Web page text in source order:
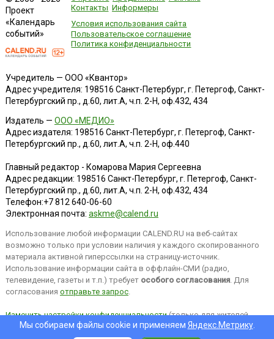
Проект
«Календарь
событий»
Контакты Информеры
Условия использования сайта
Пользовательское соглашение
Политика конфиденциальности
Учредитель — ООО «Квантор»
Адрес учредителя: 198516 Санкт-Петербург, г. Петергоф, Санкт-
Петербургский пр., д.60, лит.А, ч.п. 2-Н, оф.432, 434
Издатель — ООО «МЕДИО»
Адрес издателя: 198516 Санкт-Петербург, г. Петергоф, Санкт-
Петербургский пр., д.60, лит.А, ч.п. 2-Н, оф.440
Главный редактор - Комарова Мария Сергеевна
Адрес редакции: 198516 Санкт-Петербург, г. Петергоф, Санкт-
Петербургский пр., д.60, лит.А, ч.п. 2-Н, оф.432, 434
Телефон:+7 812 640-06-60
Электронная почта: askme@calend.ru
Использование любой информации CALEND.RU на веб-сайтах
возможно только при условии наличия у каждого скопированного
материала активной гиперссылки на страницу-источник.
Использование информации сайта в оффлайн-СМИ (радио,
телевидение, газеты и т.п.) требует особого согласования. Для
согласования отправьте запрос.
Изменить настройки конфиденциальности(только для жителей
EEA).Мы собираем файлы cookie и применяем Яндекс.Метрику.